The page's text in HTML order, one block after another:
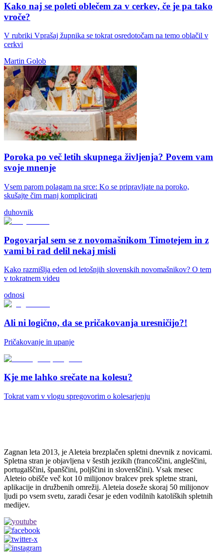
Kako naj se poleti oblečem za v cerkev, če je pa tako
vroče?
V rubriki Vprašaj župnika se tokrat osredotočam na temo oblačil v
cerkvi
Martin Golob
Poroka po več letih skupnega življenja? Povem vam
svoje mnenje
Vsem parom polagam na srce: Ko se pripravljate na poroko,
skušajte čim manj komplicirati
duhovnik
Pogovarjal sem se z novomašnikom Timotejem in z
vami bi rad delil nekaj misli
Kako razmišlja eden od letošnjih slovenskih novomašnikov? O tem
v tokratnem videu
odnosi
Ali ni logično, da se pričakovanja uresničijo?!
Pričakovanje in upanje
Kje me lahko srečate na kolesu?
Tokrat vam v vlogu spregovorim o kolesarjenju
Zagnan leta 2013, je Aleteia brezplačen spletni dnevnik z novicami.
Spletna stran je objavljena v šestih jezikih (francoščini, angleščini,
portugalščini, španščini, poljščini in slovenščini). Vsak mesec
Aleteio obišče več kot 10 milijonov bralcev prek spletne strani,
aplikacije in družbenih omrežij. Aleteia doseže skoraj 50 milijonov
ljudi po vsem svetu, zaradi česar je eden vodilnih katoliških spletnih
medijev.